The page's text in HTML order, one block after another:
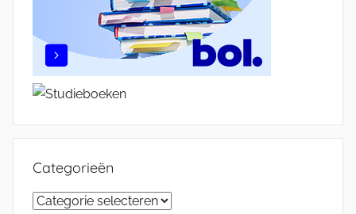
Categorieën
Categorieën